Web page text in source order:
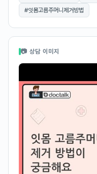
#잇몸고름주머니제거방법
📷 상담 이미지